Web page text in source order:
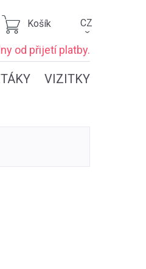
Košík CZ
›
od přijetí platby.
VIZITKY